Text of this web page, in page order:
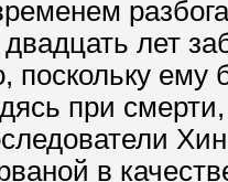
лет
поскольку
при
в